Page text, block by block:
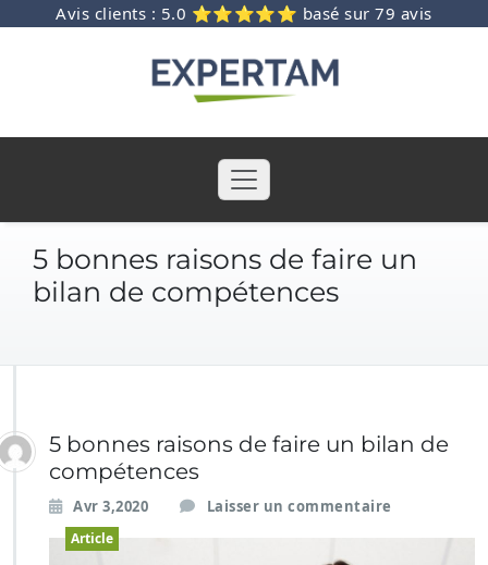
Avis clients : 5.0 ⭐⭐⭐⭐⭐ basé sur 79 avis
5 bonnes raisons de faire un
bilan de compétences
5 bonnes raisons de faire un bilan de
compétences
Avr 3,2020 Laisser un commentaire
Article